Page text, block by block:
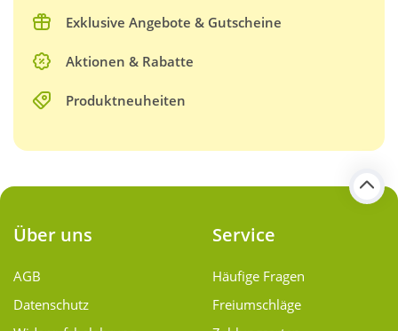
Exklusive Angebote & Gutscheine
Aktionen & Rabatte
Produktneuheiten
Über uns
AGB
Datenschutz
Service
Häufige Fragen
Freiumschläge